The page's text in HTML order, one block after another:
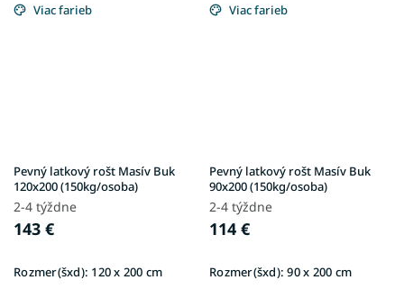
Viac farieb
Pevný latkový rošt Masív Buk
120x200 (150kg/osoba)
2-4 týždne
143 €
Rozmer(šxd): 120 x 200 cm
Viac farieb
Pevný latkový rošt Masív Buk
90x200 (150kg/osoba)
2-4 týždne
114 €
Rozmer(šxd):90 x 200 cm